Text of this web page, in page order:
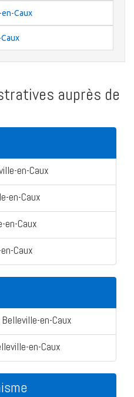
Caux
auprès de
en-Caux
en-Caux
en-Caux
Caux
en-Caux
en-Caux